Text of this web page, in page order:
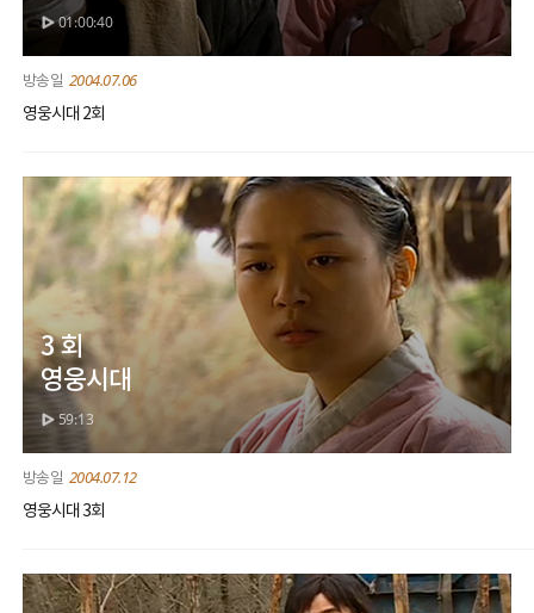
01:00:40
2004.07.06
영웅시대 2회
3 회
영웅시대
59:13
2004.07.12
영웅시대 3회